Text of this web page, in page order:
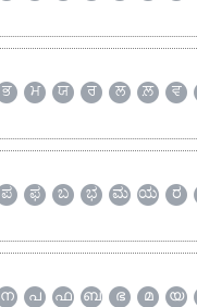
ਭ ਮ ਯ ਰ ਲ ਲ਼ ਵ
ಪ ಫ ಬ ಭ ಮ ಯ ರ
ന പ ഫ ബ ഭ മ യ